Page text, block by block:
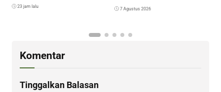
23 jam lalu 7 Agustus 2026
Komentar
Tinggalkan Balasan